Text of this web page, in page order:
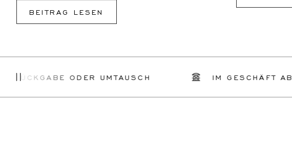
BEITRAG LESEN
ODER UMTAUSCH IM GESCHÄFT ABHOLEN